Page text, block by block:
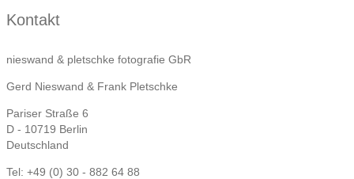
Kontakt
nieswand & pletschke fotografie GbR
Gerd Nieswand & Frank Pletschke
Pariser Straße 6
D - 10719 Berlin
Deutschland
Tel: +49 (0) 30 - 882 64 88